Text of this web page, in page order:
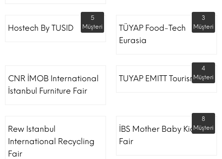
Hostech By TUSID
5
Müşteri
TÜYAP Food-Tech
Eurasia
3
Müşteri
CNR İMOB International
İstanbul Furniture Fair
TUYAP EMITT Tourism Fair
4
Müşteri
Rew Istanbul
International Recycling
Fair
İBS Mother Baby Kids
Fair
8
Müşteri